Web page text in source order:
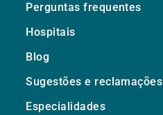
Perguntas frequentes
Hospitais
Blog
Sugestões e reclamações
Especialidades